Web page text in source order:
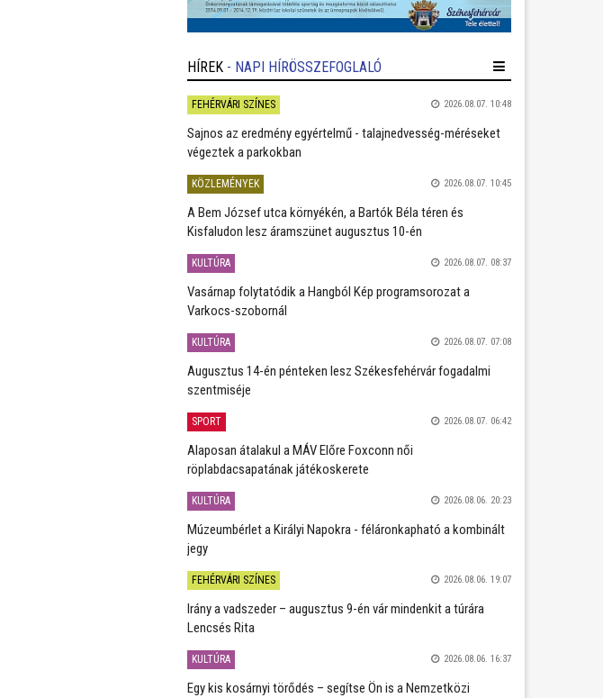
HÍREK - NAPI HÍRÖSSZEFOGLALÓ
FEHÉRVÁRI SZÍNES 2026.08.07. 10:48
Sajnos az eredmény egyértelmű - talajnedvesség-méréseket
végeztek a parkokban
KÖZLEMÉNYEK 2026.08.07. 10:45
A Bem József utca környékén, a Bartók Béla téren és
Kisfaludon lesz áramszünet augusztus 10-én
KULTÚRA 2026.08.07. 08:37
Vasárnap folytatódik a Hangból Kép programsorozat a
Varkocs-szobornál
KULTÚRA 2026.08.07. 07:08
Augusztus 14-én pénteken lesz Székesfehérvár fogadalmi
szentmiséje
SPORT 2026.08.07. 06:42
Alaposan átalakul a MÁV Előre Foxconn női
röplabdacsapatának játékoskerete
KULTÚRA 2026.08.06. 20:23
Múzeumbérlet a Királyi Napokra - féláronkapható a kombinált
jegy
FEHÉRVÁRI SZÍNES 2026.08.06. 19:07
Irány a vadszeder – augusztus 9-én vár mindenkit a túrára
Lencsés Rita
KULTÚRA 2026.08.06. 16:37
Egy kis kosárnyi törődés – segítse Ön is a Nemzetközi